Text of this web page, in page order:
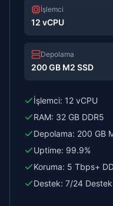
İşlemci
12 vCPU
Depolama
200 GB M2 SSD
İşlemci: 12 vCPU
RAM: 32 GB DDR5
Depolama: 200 GB
Uptime: 99.9%
Koruma: 5 Tbps+
Destek: 7/24 Destek